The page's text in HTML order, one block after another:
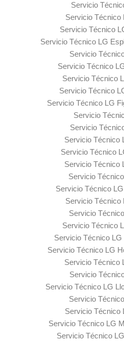
Servicio
Servicio Técnico
Servicio Técnico
Servicio Técnico LG
Servicio
Servicio Técnico
Servicio Técnico
Servicio Técnico
Servicio Técnico LG
Servicio
Servicio
Servicio Técnico
Servicio Técnico
Servicio Técnico
Servicio
Servicio Técnico
Servicio Técnico
Servicio
Servicio Técnico
Servicio Técnico
Servicio Técnico LG
Servicio Técnico
Servicio
Servicio Técnico LG
Servicio
Servicio Técnico
Servicio Técnico LG
Servicio Técnico